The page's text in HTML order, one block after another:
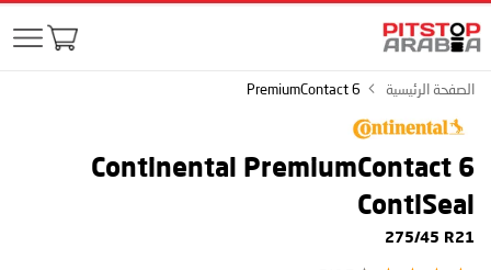
الصفحة الرئيسية PremiumContact 6
Continental PremiumContact 6
ContiSeal
275/45 R21